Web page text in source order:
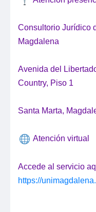
Consultorio Jurídico
Magdalena
Avenida del
Country, Piso 1
Santa Marta,
Atención virtual
Accede al servicio
https://